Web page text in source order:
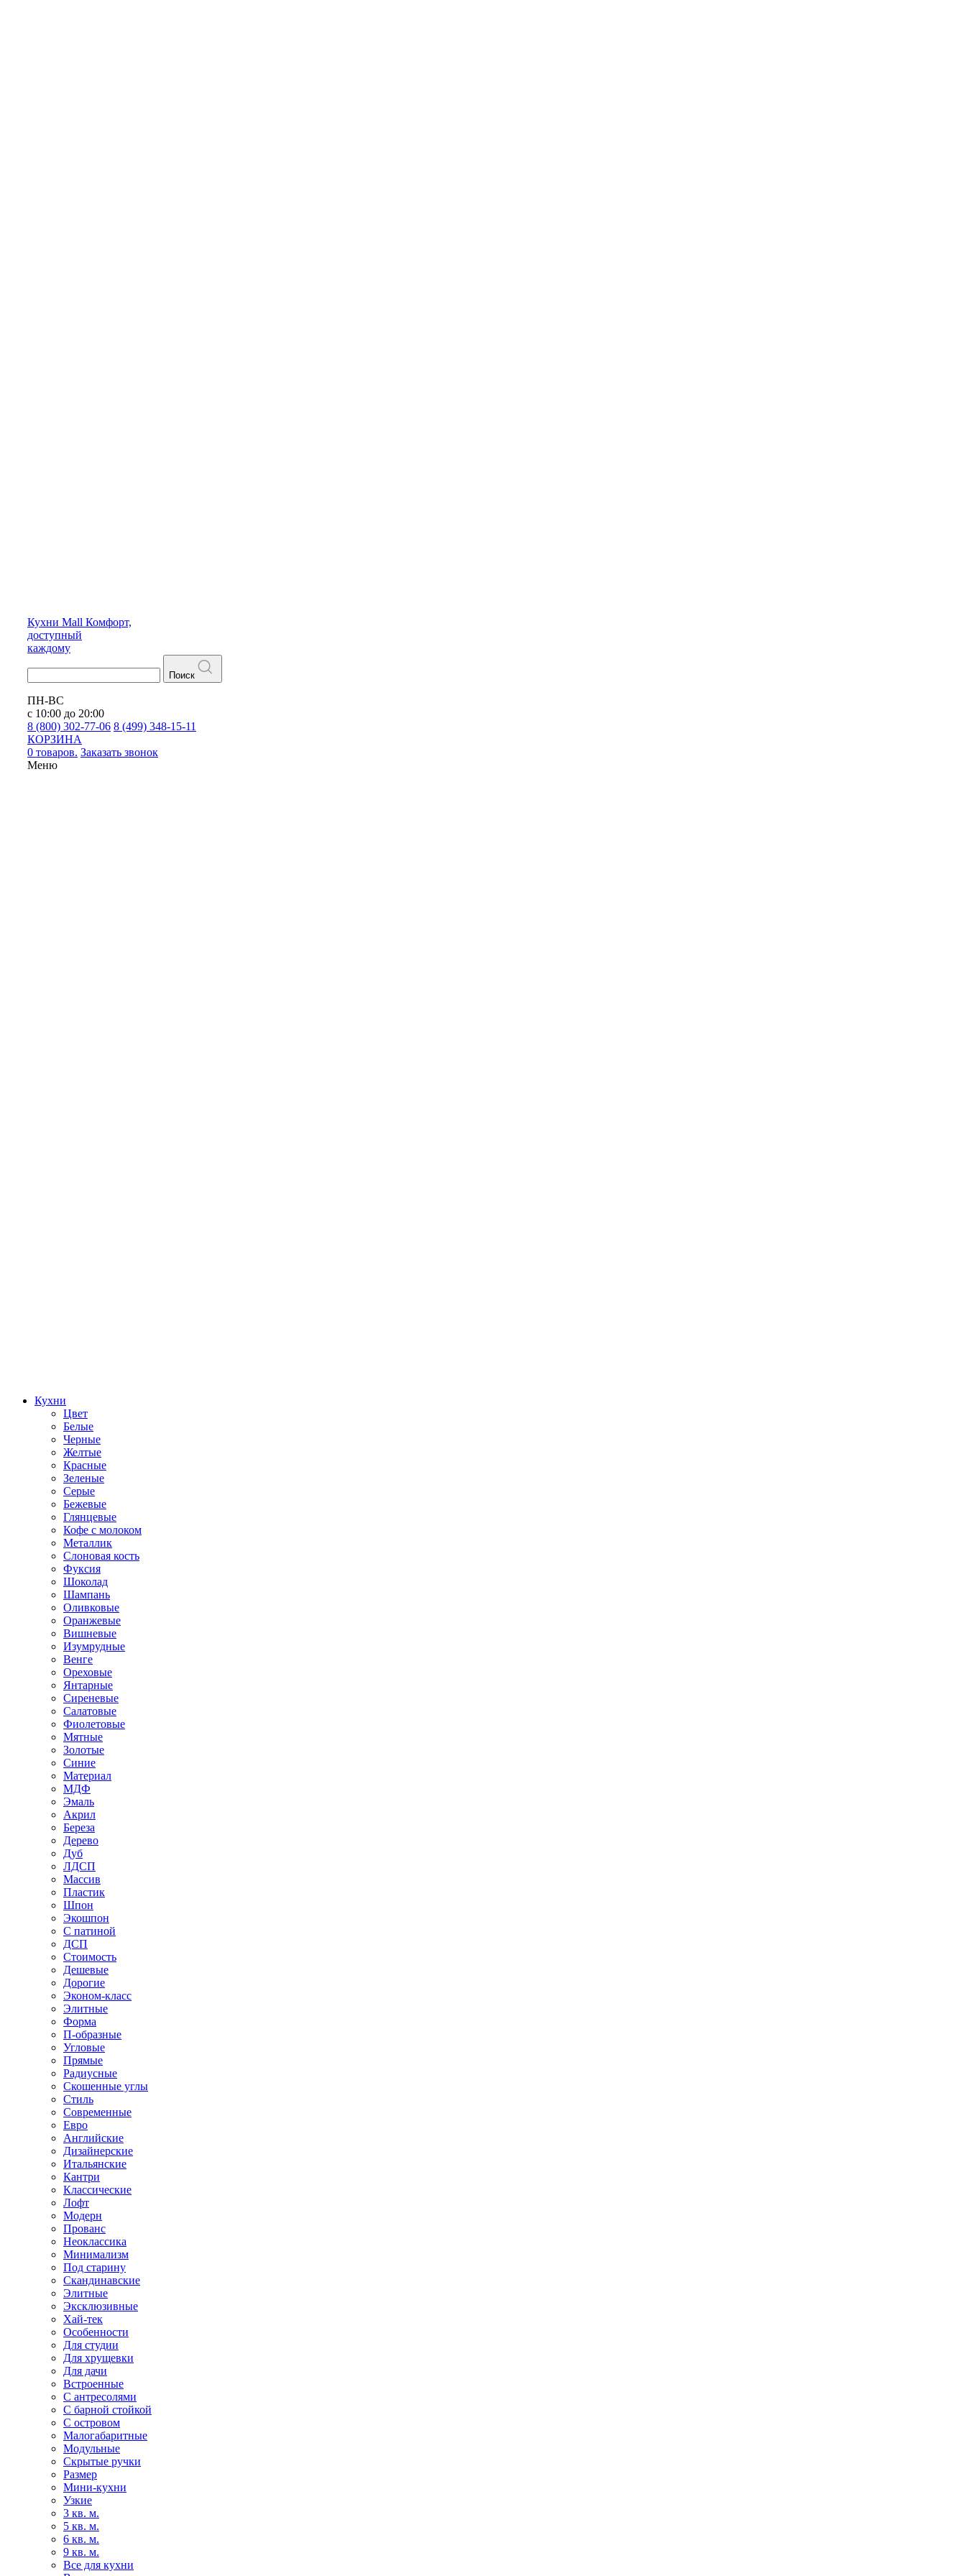
Кухни Mall Комфорт,
доступный
каждому
Поиск
ПН-ВС
с 10:00 до 20:00
8 (800) 302-77-06 8 (499) 348-15-11
КОРЗИНА
0 товаров. Заказать звонок
Меню
Кухни
Цвет
Белые
Черные
Желтые
Красные
Зеленые
Серые
Бежевые
Глянцевые
Кофе с молоком
Металлик
Слоновая кость
Фуксия
Шоколад
Шампань
Оливковые
Оранжевые
Вишневые
Изумрудные
Венге
Ореховые
Янтарные
Сиреневые
Салатовые
Фиолетовые
Мятные
Золотые
Синие
Материал
МДФ
Эмаль
Акрил
Береза
Дерево
Дуб
ЛДСП
Массив
Пластик
Шпон
Экошпон
С патиной
ДСП
Стоимость
Дешевые
Дорогие
Эконом-класс
Элитные
Форма
П-образные
Угловые
Прямые
Радиусные
Скошенные углы
Стиль
Современные
Евро
Английские
Дизайнерские
Итальянские
Кантри
Классические
Лофт
Модерн
Прованс
Неоклассика
Минимализм
Под старину
Скандинавские
Элитные
Эксклюзивные
Хай-тек
Особенности
Для студии
Для хрущевки
Для дачи
Встроенные
С антресолями
С барной стойкой
С островом
Малогабаритные
Модульные
Скрытые ручки
Размер
Мини-кухни
Узкие
3 кв. м.
5 кв. м.
6 кв. м.
9 кв. м.
Все для кухни